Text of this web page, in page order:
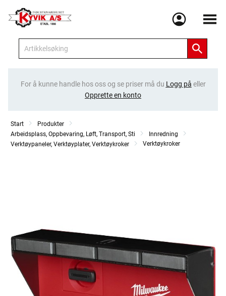
Meny
For å kunne handle hos oss og se priser må du Logg på eller
Opprette en konto
Start
Produkter
Arbeidsplass, Oppbevaring, Løft, Transport, Sti
Innredning
Verktøypaneler, Verktøyplater, Verktøykroker
Verktøykroker